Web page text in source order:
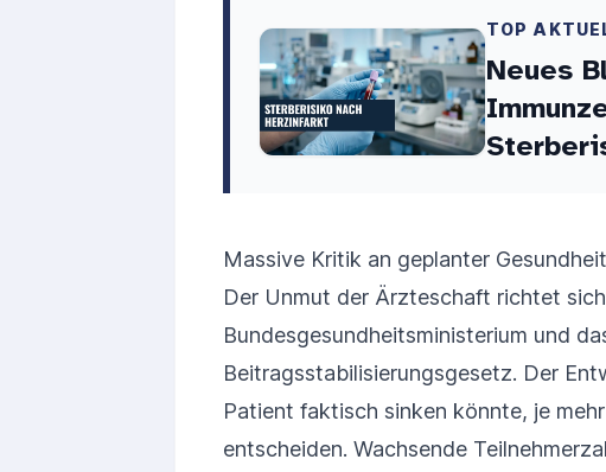
TOP
Neues
Massive Kritik an geplanter
Der Unmut der Ärzteschaft richtet
Bundesgesundheitsministerium und
Beitragsstabilisierungsgesetz. Der
Patient faktisch sinken könnte, je
entscheiden. Wachsende